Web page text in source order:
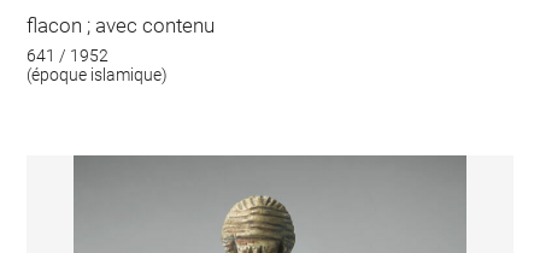
flacon ; avec contenu
641 / 1952
(époque islamique)